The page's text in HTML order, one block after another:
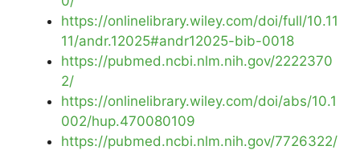
https://onlinelibrary.wiley.com/doi/full/10.11
11/andr.12025#andr12025-bib-0018
https://pubmed.ncbi.nlm.nih.gov/2222370
2/
https://onlinelibrary.wiley.com/doi/abs/10.1
002/hup.470080109
https://pubmed.ncbi.nlm.nih.gov/7726322/